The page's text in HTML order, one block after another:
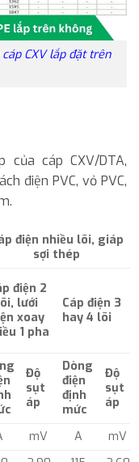
CXV lắp đặt trên
cáp CXV/DTA,
điện PVC, vỏ PVC,
điện nhiều lõi, giáp
sợi thép
điện 2
lưới
xoay
1 pha
Cáp điện 3
hay 4 lõi
Độ
sụt
áp
Dòng
điện
định
mức
Độ
sụt
áp
mV A
mV